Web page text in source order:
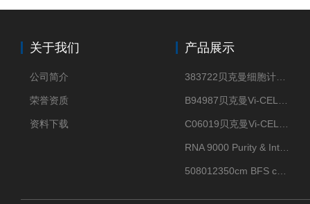
关于我们
公司简介
荣誉资质
资料下载
产品展示